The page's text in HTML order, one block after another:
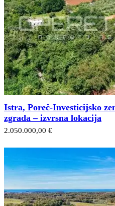
Istra, Poreč-Investicijsko
zgrada – izvrsna lokacija
2.050.000,00 €